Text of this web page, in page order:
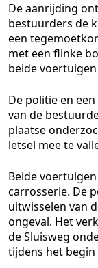
De aanrijding
bestuurders de
een
met een flinke
beide
De politie en
van de
plaatse
letsel mee te
Beide
carrosserie. De
uitwisselen van
ongeval. Het
de Sluisweg
tijdens het